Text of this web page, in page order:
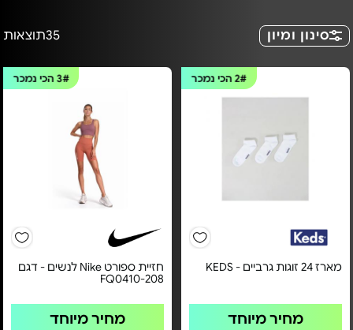
סינון ומיון 35תוצאות
2#הכי נמכר
מארז 24 זוגות גרביים - KEDS‏
מחיר מיוחד
3# הכי נמכר
חזיית ספורט Nike לנשים - דגם
FQ0410-208
מחיר מיוחד